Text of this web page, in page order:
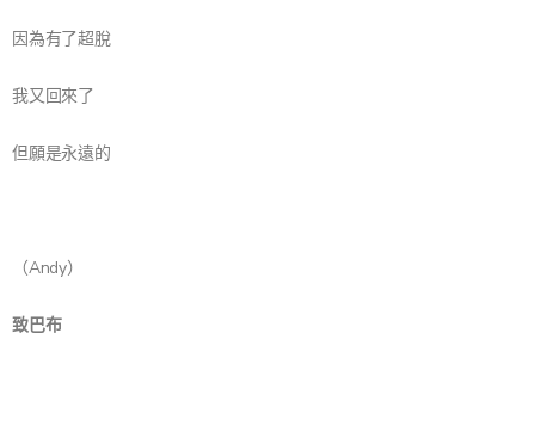
因為有了超脫
我又回來了
但願是永遠的
（Andy）
致巴布